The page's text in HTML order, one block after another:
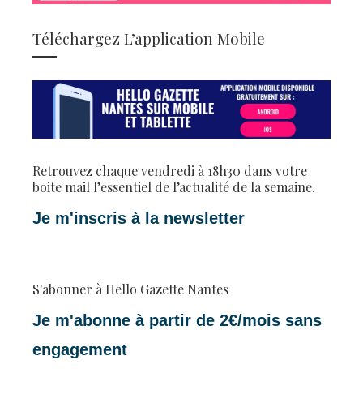
Téléchargez L’application Mobile
Retrouvez chaque vendredi à 18h30 dans votre
boite mail l’essentiel de l’actualité de la semaine.
Je m'inscris à la newsletter
S'abonner à Hello Gazette Nantes
Je m'abonne à partir de 2€/mois sans
engagement